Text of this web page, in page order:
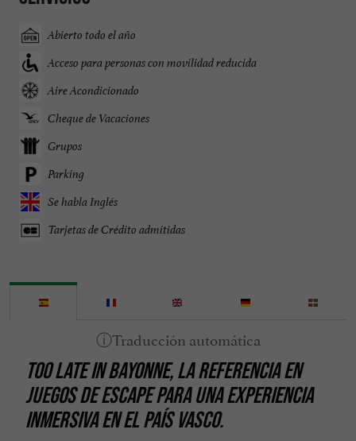
Abierto todo el año
Acceso para personas con movilidad reducida
Aire Acondicionado
Cheque de Vacaciones
Grupos
Parking
Se habla Inglés
Tarjetas de Crédito admitidas
TOO LATE IN BAYONNE, LA REFERENCIA EN
JUEGOS DE ESCAPE PARA UNA EXPERIENCIA
INMERSIVA EN EL PAÍS VASCO.